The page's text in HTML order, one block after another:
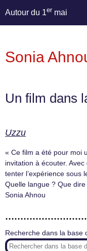
Autour du 1er mai
Sonia
Un film dans
Uzzu
« Ce film a été pour moi
invitation à écouter.
tenter l’expérience sous
Quelle langue ? Que dire
Sonia Ahnou
Recherche dans la base